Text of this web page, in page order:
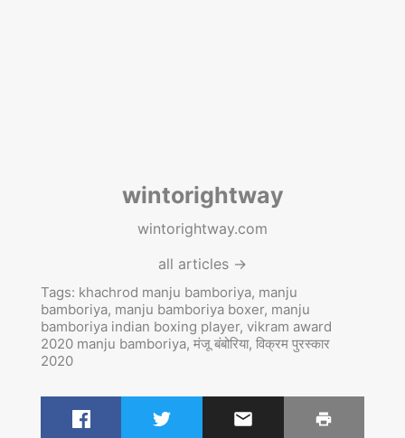
wintorightway
wintorightway.com
all articles →
Tags: khachrod manju bamboriya, manju
bamboriya, manju bamboriya boxer, manju
bamboriya indian boxing player, vikram award
2020 manju bamboriya, मंजू बंबोरिया, विक्रम पुरस्कार
2020